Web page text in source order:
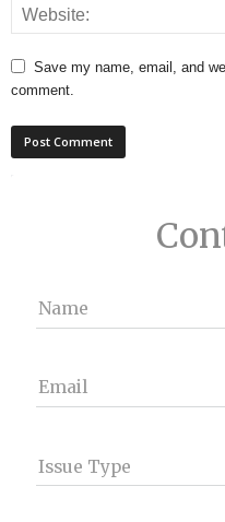
Save my name, email, and
comment.
Name
Email
Issue Type